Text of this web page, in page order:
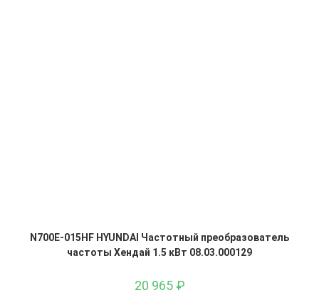
N700E-015HF HYUNDAI Частотный преобразователь
частоты Хендай 1.5 кВт 08.03.000129
20 965 ₽